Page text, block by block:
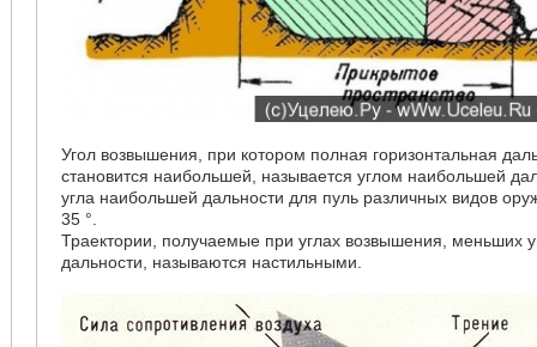
Угол возвышения, при котором полная горизонтальная
становится наибольшей, называется углом наибольшей
угла наибольшей дальности для пуль различных видов
35 °.
Траектории, получаемые при углах возвышения, меньших
дальности, называются настильными.